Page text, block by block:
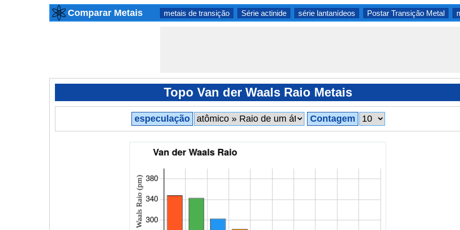
Comparar Metais metais de transição Série actinide série lantanídeos Postar Transição Metal
Topo Van der Waals Raio Metais
especulação Contagem